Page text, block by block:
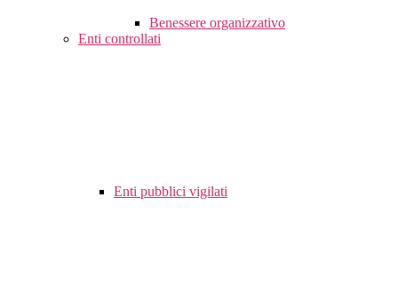
Benessere organizzativo
Enti controllati
Enti pubblici vigilati